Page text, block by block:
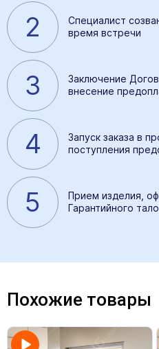
2
Специалист
время встречи
3
Заключение
внесение
4
Запуск заказа в
поступления
5
Прием изделия,
Гарантийного
Похожие товары